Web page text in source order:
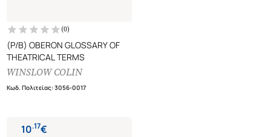
(0)
(P/B) OBERON GLOSSARY OF
THEATRICAL TERMS
WINSLOW COLIN
Κωδ. Πολιτείας:3056-0017
10.17€